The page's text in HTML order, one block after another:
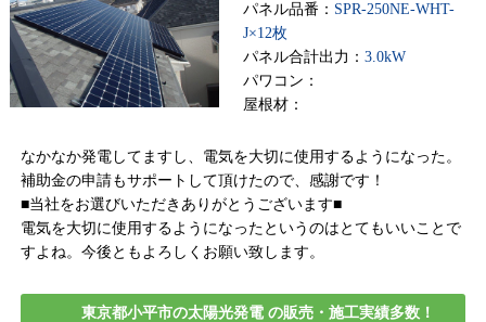
パネル品番： SPR-250NE-WHT-
J×12枚
パネル合計出力： 3.0kW
パワコン：
屋根材：
なかなか発電してますし、電気を大切に使用するようになった。
補助金の申請もサポートして頂けたので、感謝です！
■当社をお選びいただきありがとうございます■
電気を大切に使用するようになったというのはとてもいいことで
すよね。今後ともよろしくお願い致します。
東京都小平市の太陽光発電 の販売・施工実績多数！